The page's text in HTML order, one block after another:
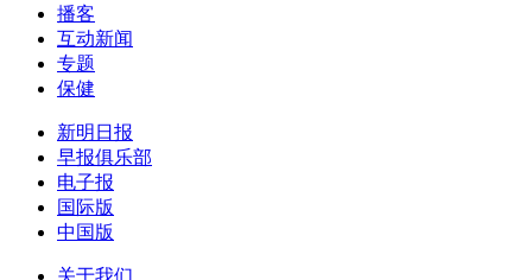
播客
互动新闻
专题
保健
新明日报
早报俱乐部
电子报
国际版
中国版
关于我们